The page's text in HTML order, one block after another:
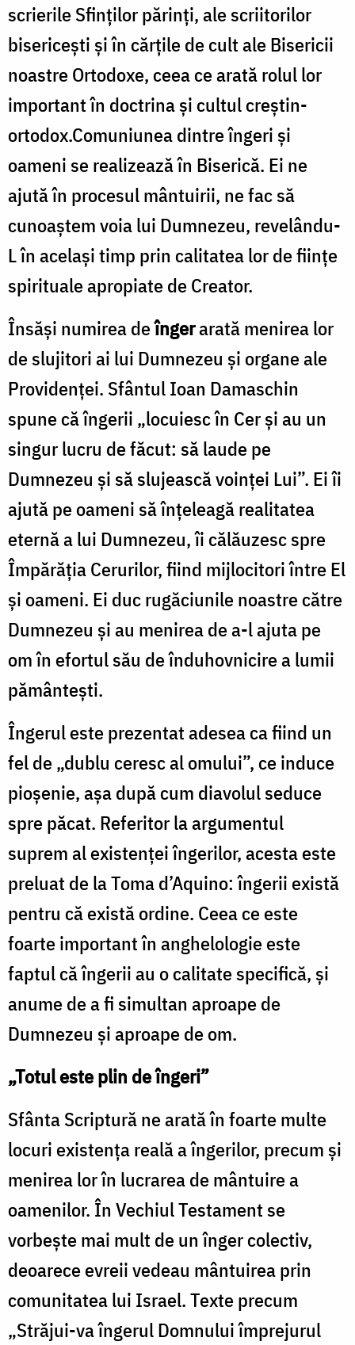
scrierile Sfinţilor părinţi, ale scriitorilor
bisericeşti şi în cărţile de cult ale Bisericii
noastre Ortodoxe, ceea ce arată rolul lor
important în doctrina şi cultul creştin-
ortodox.Comuniunea dintre îngeri şi
oameni se realizează în Biserică. Ei ne
ajută în procesul mântuirii, ne fac să
cunoaştem voia lui Dumnezeu, revelându-
L în acelaşi timp prin calitatea lor de fiinţe
spirituale apropiate de Creator.
Însăşi numirea deîngerarată menirea lor
de slujitori ai lui Dumnezeu şi organe ale
Providenţei. Sfântul Ioan Damaschin
spune că îngerii „locuiesc în Cer şi au un
singur lucru de făcut: să laude pe
Dumnezeu şi să slujească voinţei Lui”. Ei îi
ajută pe oameni să înţeleagă realitatea
eternă a lui Dumnezeu, îi călăuzesc spre
Împărăţia Cerurilor, fiind mijlocitori între El
şi oameni. Ei duc rugăciunile noastre către
Dumnezeu şi au menirea de a-l ajuta pe
om în efortul său de înduhovnicire a lumii
pământeşti.
Îngerul este prezentat adesea ca fiind un
fel de „dublu ceresc al omului”, ce induce
pioşenie, aşa după cum diavolul seduce
spre păcat. Referitor la argumentul
suprem al existenţei îngerilor, acesta este
preluat de la Toma d’Aquino: îngerii există
pentru că există ordine. Ceea ce este
foarte important în anghelologie este
faptul că îngerii au o calitate specifică, şi
anume de a fi simultan aproape de
Dumnezeu şi aproape de om.
„Totul este plin de îngeri”
Sfânta Scriptură ne arată în foarte multe
locuri existenţa reală a îngerilor, precum şi
menirea lor în lucrarea de mântuire a
oamenilor. În Vechiul Testament se
vorbeşte mai mult de un înger colectiv,
deoarece evreii vedeau mântuirea prin
comunitatea lui Israel. Texte precum
„Străjui-va îngerul Domnului împrejurul